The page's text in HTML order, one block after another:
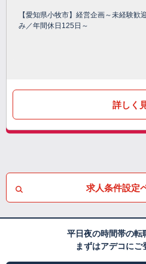
【愛知県小牧市】経営企画～未経験歓
み／年間休日125日～
詳しく
求人条件設定
平日夜の時間帯の転
まずはアデコにご